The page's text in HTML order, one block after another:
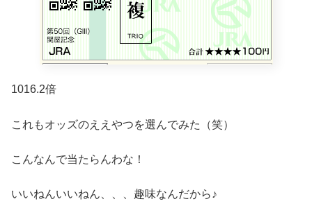
1016.2倍
これもオッズのええやつを選んでみた（笑）
こんなんで当たらんわな！
いいねんいいねん、、、趣味なんだから♪